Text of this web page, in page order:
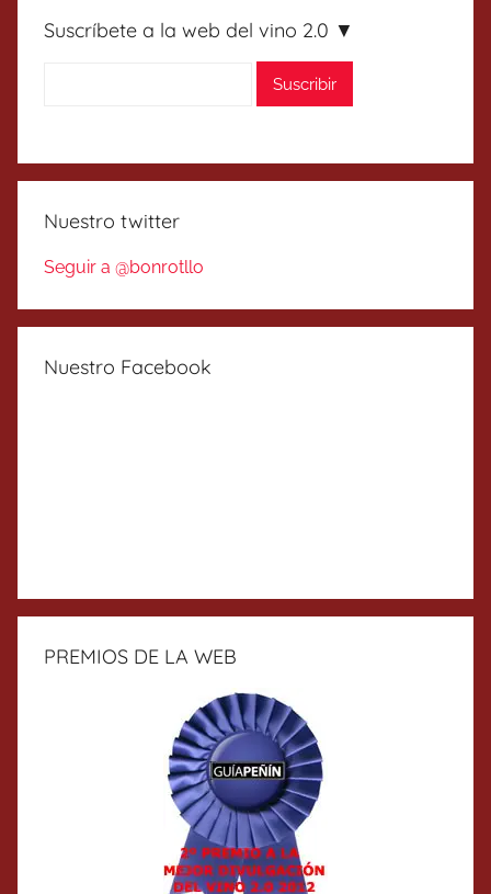
Suscríbete a la web del vino 2.0 ▼
Nuestro twitter
Seguir a @bonrotllo
Nuestro Facebook
PREMIOS DE LA WEB